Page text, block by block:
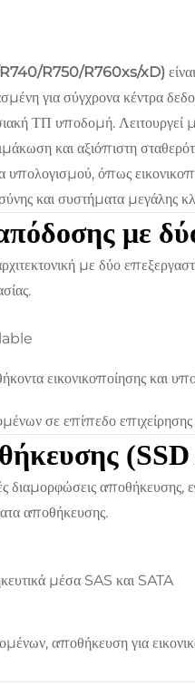
R750/R760xs/xD)
για σύγχρονα κέντρα
ΤΠ υποδομή.
και αξιόπιστη
όπως
και συστήματα μεγάλης
με
με δύο
εικονικοποίησης και
σε επίπεδο
αποθήκευσης,
αποθήκευσης.
μέσα SAS και SATA
αποθήκευση για